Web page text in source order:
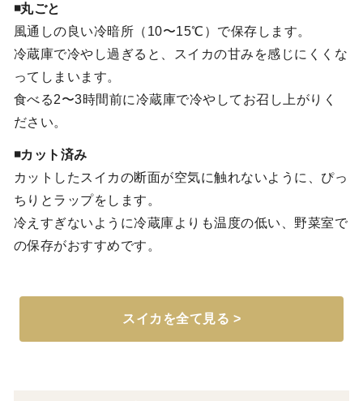
◾️丸ごと
風通しの良い冷暗所（10〜15℃）で保存します。
冷蔵庫で冷やし過ぎると、スイカの甘みを感じにくくな
ってしまいます。
食べる2〜3時間前に冷蔵庫で冷やしてお召し上がりく
ださい。
◾️カット済み
カットしたスイカの断面が空気に触れないように、ぴっ
ちりとラップをします。
冷えすぎないように冷蔵庫よりも温度の低い、野菜室で
の保存がおすすめです。
スイカを全て見る >